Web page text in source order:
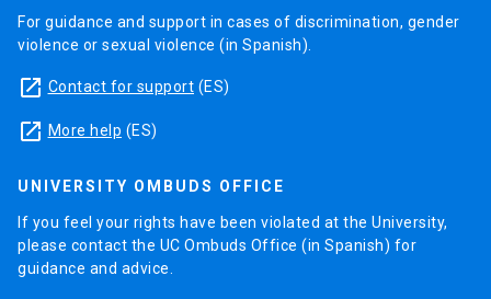
For guidance and support in cases of discrimination, gender
violence or sexual violence (in Spanish).
launch Contact for support (ES)
launch More help (ES)
UNIVERSITY OMBUDS OFFICE
If you feel your rights have been violated at the University,
please contact the UC Ombuds Office (in Spanish) for
guidance and advice.